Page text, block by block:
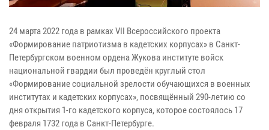
24 марта 2022 года в рамках VII Всероссийского проекта
«Формирование патриотизма в кадетских корпусах» в Санкт-
Петербургском военном ордена Жукова институте войск
национальной гвардии был проведён круглый стол
«Формирование социальной зрелости обучающихся в военных
институтах и кадетских корпусах», посвящённый 290-летию со
дня открытия 1-го кадетского корпуса, которое состоялось 17
февраля 1732 года в Санкт-Петербурге.